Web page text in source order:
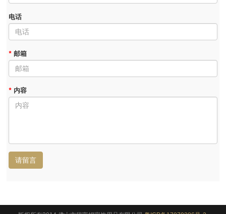
电话
* 邮箱
* 内容
请留言